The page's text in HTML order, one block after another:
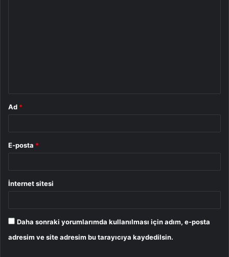
Ad *
E-posta *
İnternet sitesi
Daha sonraki yorumlarımda kullanılması için adım, e-posta
adresim ve site adresim bu tarayıcıya kaydedilsin.